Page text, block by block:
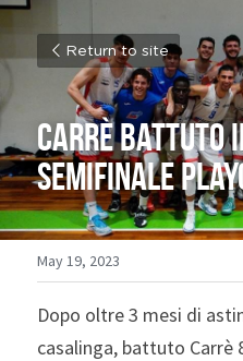
Return to site
Carrè battuto
semifinale
May 19, 2023
Dopo oltre 3 mesi di
casalinga, battuto Carrè